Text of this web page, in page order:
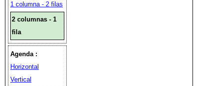
1 columna - 2 filas
2 columnas - 1
fila
Agenda :
Horizontal
Vertical